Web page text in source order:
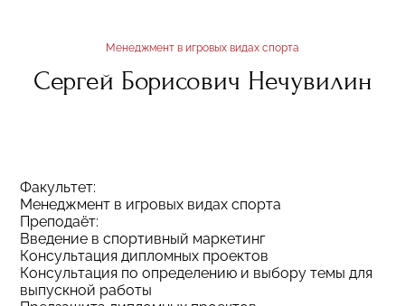
Менеджмент в игровых видах спорта
Сергей Борисович Нечувилин
Факультет:
Менеджмент в игровых видах спорта
Преподаёт:
Введение в спортивный маркетинг
Консультация дипломных проектов
Консультация по определению и выбору темы для
выпускной работы